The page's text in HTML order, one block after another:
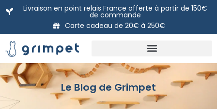
Aller
contenu
Livraison en point relais France offerte à partir de 150€
de commande
Carte cadeau de 20€ à 250€
Le Blog de Grimpet